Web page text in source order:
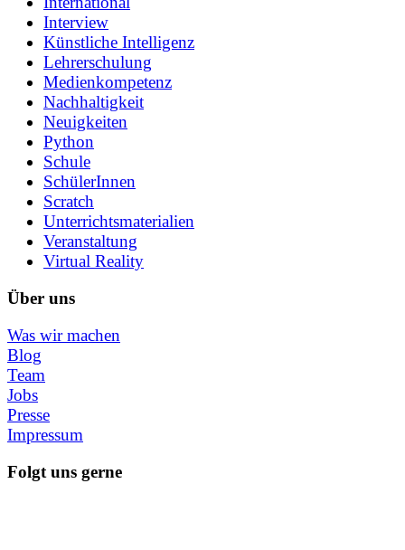
Interview
Künstliche Intelligenz
Lehrerschulung
Medienkompetenz
Nachhaltigkeit
Neuigkeiten
Python
Schule
SchülerInnen
Scratch
Unterrichtsmaterialien
Veranstaltung
Virtual Reality
Über uns
Was wir machen
Blog
Team
Jobs
Presse
Impressum
Folgt uns gerne